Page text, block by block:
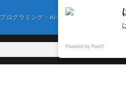
プログラミング・AIイラスト・英語などに
Powered by Push7